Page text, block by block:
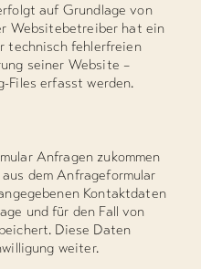
auf Grundlage von
Websitebetreiber hat ein
technisch fehlerfreien
seiner Website –
Files erfasst werden.
Anfragen zukommen
dem Anfrageformular
Kontaktdaten
und für den Fall von
Diese Daten
weiter.